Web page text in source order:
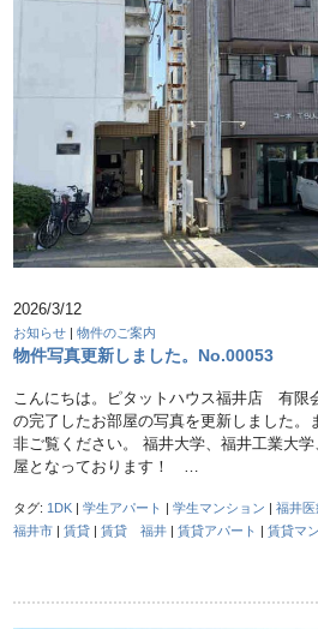
2026/3/12
お知らせ |物件のご案内
物件写真更新しました。No.00053
こんにちは。ピタットハウス福井店 有限
の完了したお部屋の写真を更新しました。
非ご覧ください。 福井大学、福井工業大
屋となっております！ …
タグ: 1DK |学生アパート |学生マンション |福井
福井市 |賃貸 |賃貸 福井 |賃貸アパート |賃貸マ